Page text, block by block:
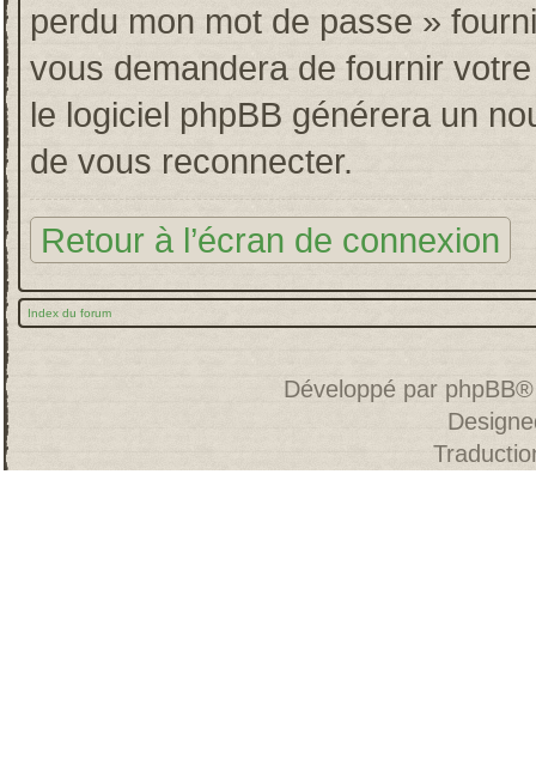
perdu mon mot de passe »
vous demandera de fournir
le logiciel phpBB générera un
de vous reconnecter.
Retour à l’écran de connexion
Index du forum
Développé par phpBB®